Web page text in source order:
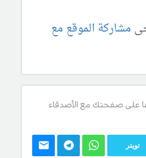
مشاركة الموقع مع
على صفحتك مع الأصدقاء
تويتر